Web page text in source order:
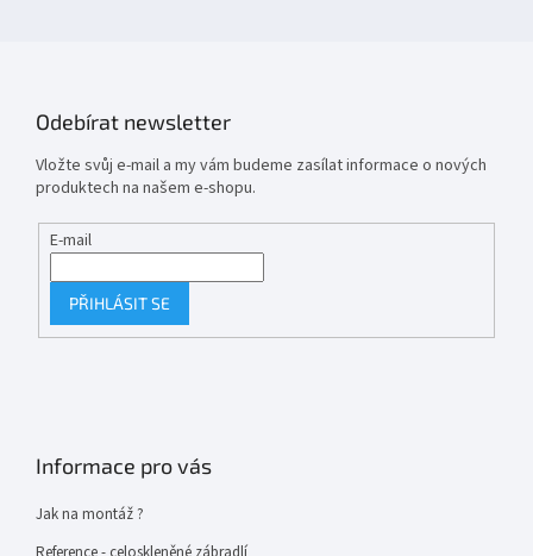
Odebírat newsletter
Vložte svůj e-mail a my vám budeme zasílat informace o nových
produktech na našem e-shopu.
E-mail
PŘIHLÁSIT SE
Informace pro vás
Jak na montáž ?